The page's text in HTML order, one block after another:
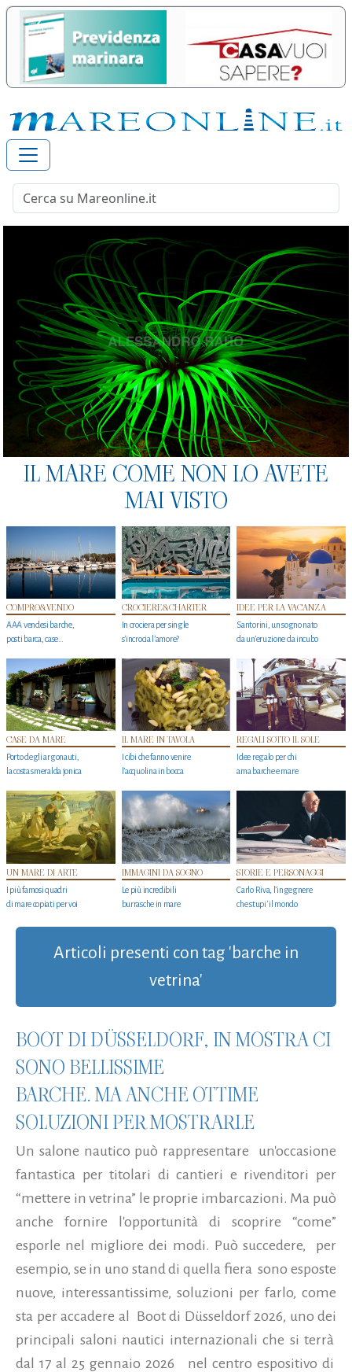
IL MARE COME NON LO AVETE
MAI VISTO
COMPRO&VENDO
AAA vendesi barche,
posti barca, case…
CROCIERE&CHARTER
In crociera per single
s'incrocia l’amore?
IDEE PER LA VACANZA
Santorini, un sogno nato
da un’eruzione da incubo
CASE DA MARE
Porto degli argonauti,
la costa smeralda jonica
IL MARE IN TAVOLA
I cibi che fanno venire
l’acquolina in bocca
REGALI SOTTO IL SOLE
Idee regalo per chi
ama barche e mare
UN MARE DI ARTE
I più famosi quadri
di mare copiati per voi
IMMAGINI DA SOGNO
Le più incredibili
burrasche in mare
STORIE E PERSONAGGI
Carlo Riva, l’ingegnere
che stupi' il mondo
Articoli presenti con tag 'barche in
vetrina'
BOOT DI DÜSSELDORF, IN MOSTRA CI
SONO BELLISSIME
BARCHE. MA ANCHE OTTIME
SOLUZIONI PER MOSTRARLE
Un salone nautico può rappresentare un'occasione
fantastica per titolari di cantieri e rivenditori per
“mettere in vetrina” le proprie imbarcazioni. Ma può
anche fornire l'opportunità di scoprire “come”
esporle nel migliore dei modi. Può succedere, per
esempio, se in uno stand di quella fiera sono esposte
nuove, interessantissime, soluzioni per farlo, come
sta per accadere al Boot di Düsseldorf 2026, uno dei
principali saloni nautici internazionali che si terrà
dal 17 al 25 gennaio 2026 nel centro espositivo di